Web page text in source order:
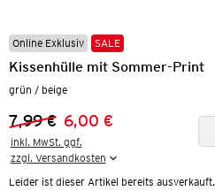
Online Exklusiv SALE
Kissenhülle mit Sommer-Print
grün / beige
Vorheriger Preis:
7,99 €
Neuer Preis:
6,00 €
inkl. MwSt. ggf.
zzgl. Versandkosten
Leider ist dieser Artikel bereits ausverkauft.